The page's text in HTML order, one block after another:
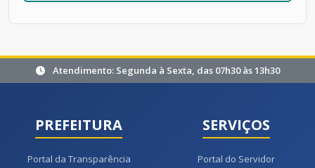
Atendimento: Segunda à Sexta, das 07h30 às 13h30
PREFEITURA
Portal da Transparência
SERVIÇOS
Portal do Servidor